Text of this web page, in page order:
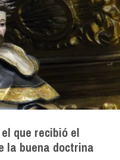
que recibió el
la buena doctrina